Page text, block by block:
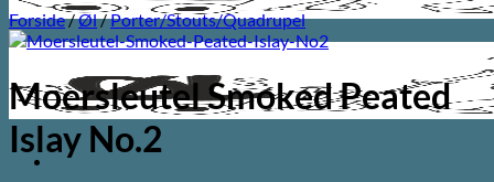
Forside/Øl/Porter/Stouts/Quadrupel
Moersleutel Smoked Peated
Islay No.2